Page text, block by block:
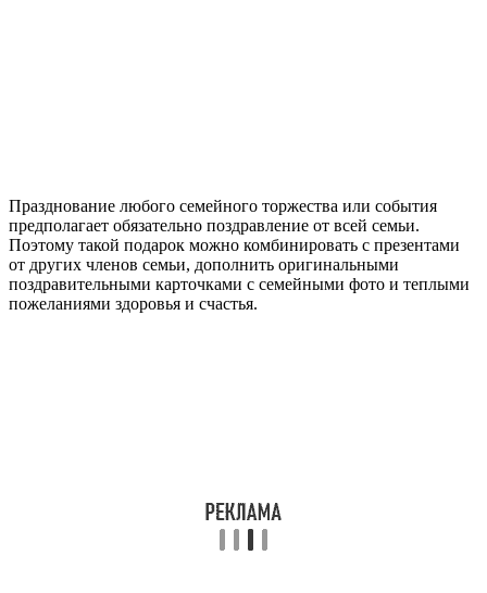
Празднование любого семейного торжества или события
предполагает обязательно поздравление от всей семьи.
Поэтому такой подарок можно комбинировать с презентами
от других членов семьи, дополнить оригинальными
поздравительными карточками с семейными фото и теплыми
пожеланиями здоровья и счастья.